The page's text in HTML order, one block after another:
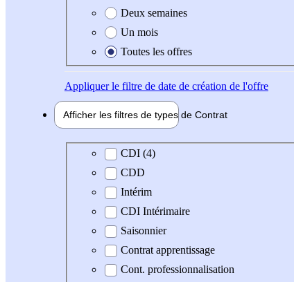
Deux semaines
Un mois
Toutes les offres
Appliquerle filtre de date de création de l'offre
Afficher les filtres de types de Contrat
Type de contrat
CDI (4)
CDD
Intérim
CDI Intérimaire
Saisonnier
Contrat apprentissage
Cont. professionnalisation